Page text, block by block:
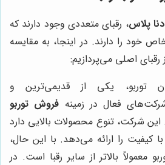
پلاس، رقبای متعددی وجود دارند که
خود را دارند. در اینجا، به مقایسه
رقبای اصلی می‌پردازیم:
توربو، یکی از قدیمی‌ترین و
فعال در زمینه فروش توربو
شرکت، تنوع محصولات بالایی دارد
کیفیت را ارائه می‌دهد. با این حال،
معمولاً بالاتر از سایر رقبا است. در